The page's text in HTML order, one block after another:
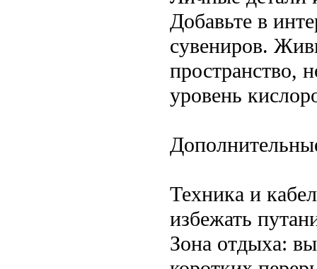
Добавьте в
сувениров.
пространство,
уровень
Техника и
избежать
Зона отдыха: